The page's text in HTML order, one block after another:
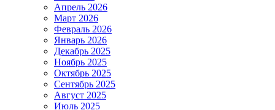
Апрель 2026
Март 2026
Февраль 2026
Январь 2026
Декабрь 2025
Ноябрь 2025
Октябрь 2025
Сентябрь 2025
Август 2025
Июль 2025